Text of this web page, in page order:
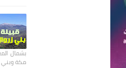
بشمال
مكة